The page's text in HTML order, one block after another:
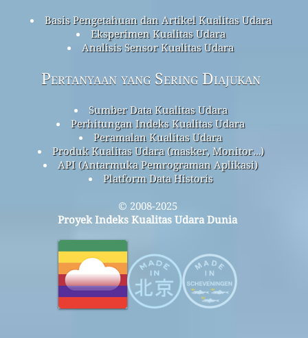
Basis Pengetahuan dan Artikel Kualitas Udara
Eksperimen Kualitas Udara
Analisis Sensor Kualitas Udara
Pertanyaan yang Sering Diajukan
Sumber Data Kualitas Udara
Perhitungan Indeks Kualitas Udara
Peramalan Kualitas Udara
Produk Kualitas Udara (masker, Monitor…)
API (Antarmuka Pemrograman Aplikasi)
Platform Data Historis
© 2008-2025
Proyek Indeks Kualitas Udara Dunia